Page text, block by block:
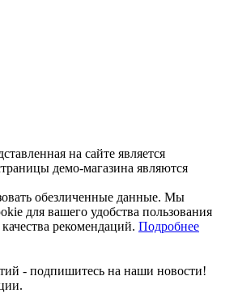
на сайте является
демо-магазина являются
обезличенные данные. Мы
для вашего удобства пользования
рекомендаций. Подробнее
- подпишитесь на наши новости!